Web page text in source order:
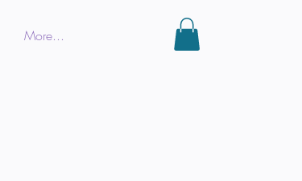
More...